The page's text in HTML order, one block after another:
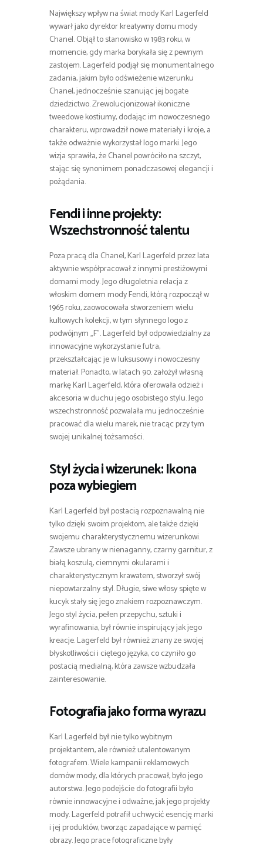
Największy wpływ na świat mody Karl Lagerfeld
wywarł jako dyrektor kreatywny domu mody
Chanel. Objął to stanowisko w 1983 roku, w
momencie, gdy marka borykała się z pewnym
zastojem. Lagerfeld podjął się monumentalnego
zadania, jakim było odświeżenie wizerunku
Chanel, jednocześnie szanując jej bogate
dziedzictwo. Zrewolucjonizował ikoniczne
tweedowe kostiumy, dodając im nowoczesnego
charakteru, wprowadził nowe materiały i kroje, a
także odważnie wykorzystał logo marki. Jego
wizja sprawiła, że Chanel powróciło na szczyt,
stając się synonimem ponadczasowej elegancji i
pożądania.
Fendi i inne projekty:
Wszechstronność talentu
Poza pracą dla Chanel, Karl Lagerfeld przez lata
aktywnie współpracował z innymi prestiżowymi
domami mody. Jego długoletnia relacja z
włoskim domem mody Fendi, którą rozpoczął w
1965 roku, zaowocowała stworzeniem wielu
kultowych kolekcji, w tym słynnego logo z
podwójnym „F”. Lagerfeld był odpowiedzialny za
innowacyjne wykorzystanie futra,
przekształcając je w luksusowy i nowoczesny
materiał. Ponadto, w latach 90. założył własną
markę Karl Lagerfeld, która oferowała odzież i
akcesoria w duchu jego osobistego stylu. Jego
wszechstronność pozwalała mu jednocześnie
pracować dla wielu marek, nie tracąc przy tym
swojej unikalnej tożsamości.
Styl życia i wizerunek: Ikona
poza wybiegiem
Karl Lagerfeld był postacią rozpoznawalną nie
tylko dzięki swoim projektom, ale także dzięki
swojemu charakterystycznemu wizerunkowi.
Zawsze ubrany w nienaganny, czarny garnitur, z
białą koszulą, ciemnymi okularami i
charakterystycznym krawatem, stworzył swój
niepowtarzalny styl. Długie, siwe włosy spięte w
kucyk stały się jego znakiem rozpoznawczym.
Jego styl życia, pełen przepychu, sztuki i
wyrafinowania, był równie inspirujący jak jego
kreacje. Lagerfeld był również znany ze swojej
błyskotliwości i ciętego języka, co czyniło go
postacią medialną, która zawsze wzbudzała
zainteresowanie.
Fotografia jako forma wyrazu
Karl Lagerfeld był nie tylko wybitnym
projektantem, ale również utalentowanym
fotografem. Wiele kampanii reklamowych
domów mody, dla których pracował, było jego
autorstwa. Jego podejście do fotografii było
równie innowacyjne i odważne, jak jego projekty
mody. Lagerfeld potrafił uchwycić esencję marki
i jej produktów, tworząc zapadające w pamięć
obrazy. Jego prace fotograficzne były